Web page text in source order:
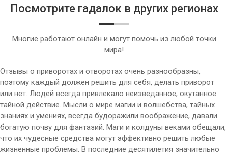
Посмотрите гадалок в других регионах
Многие работают онлайн и могут помочь из любой точки
мира!
Отзывы о приворотах и отворотах очень разнообразны,
поэтому каждый должен решить для себя, делать приворот
или нет. Людей всегда привлекало неизведанное, окутанное
тайной действие. Мысли о мире магии и волшебства, тайных
знаниях и умениях, всегда будоражили воображение, давали
богатую почву для фантазий. Маги и колдуны веками обещали,
что их чудесные средства могут эффективно решить любые
жизненные проблемы. В последние десятилетия значительно